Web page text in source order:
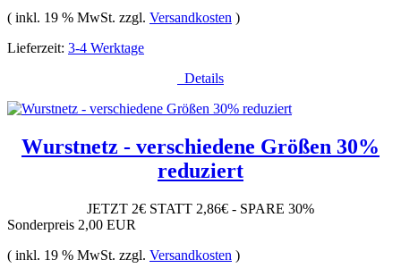
( inkl. 19 % MwSt. zzgl. Versandkosten )
Lieferzeit: 3-4 Werktage
Details
Wurstnetz - verschiedene Größen 30%
reduziert
JETZT 2€ STATT 2,86€ - SPARE 30%
Sonderpreis 2,00 EUR
( inkl. 19 % MwSt. zzgl. Versandkosten )